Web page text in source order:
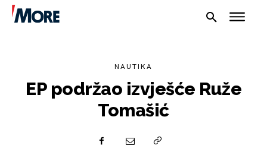
NAUTIKA
EP podržao izvješće Ruže
Tomašić